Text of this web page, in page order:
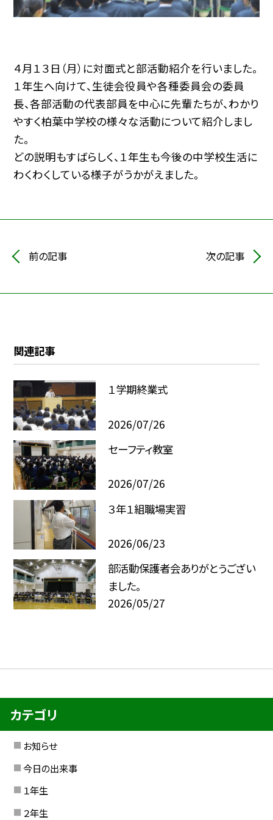
４月１３日（月）に対面式と部活動紹介を行いました。
１年生へ向けて、生徒会役員や各種委員会の委員
長、各部活動の代表部員を中心に先輩たちが、わかり
やすく柏葉中学校の様々な活動について紹介しまし
た。
どの説明もすばらしく、１年生も今後の中学校生活に
わくわくしている様子がうかがえました。
前の記事 次の記事
関連記事
１学期終業式
2026/07/26
セーフティ教室
2026/07/26
３年１組職場実習
2026/06/23
部活動保護者会ありがとうござい
ました。
2026/05/27
カテゴリ
お知らせ
今日の出来事
１年生
２年生